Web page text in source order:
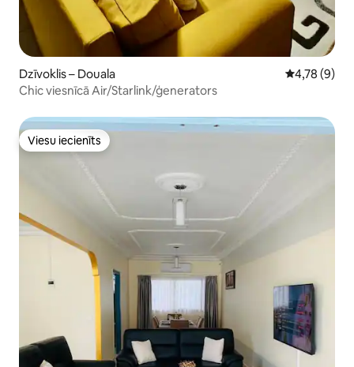
Dzīvoklis – Douala Vidējais
4,78 (9)
Chic viesnīcā Air/Starlink/ģenerators
Viesu iecienīts
Viesu iecienīts